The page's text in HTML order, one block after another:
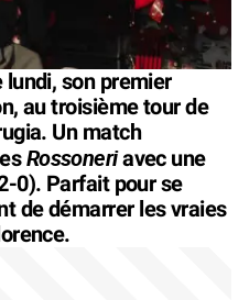
son premier
au troisième tour de
Un match
Rossoneriavec une
0). Parfait pour se
de démarrer les vraies